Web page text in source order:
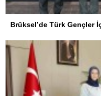
Brüksel’de Türk Gençler